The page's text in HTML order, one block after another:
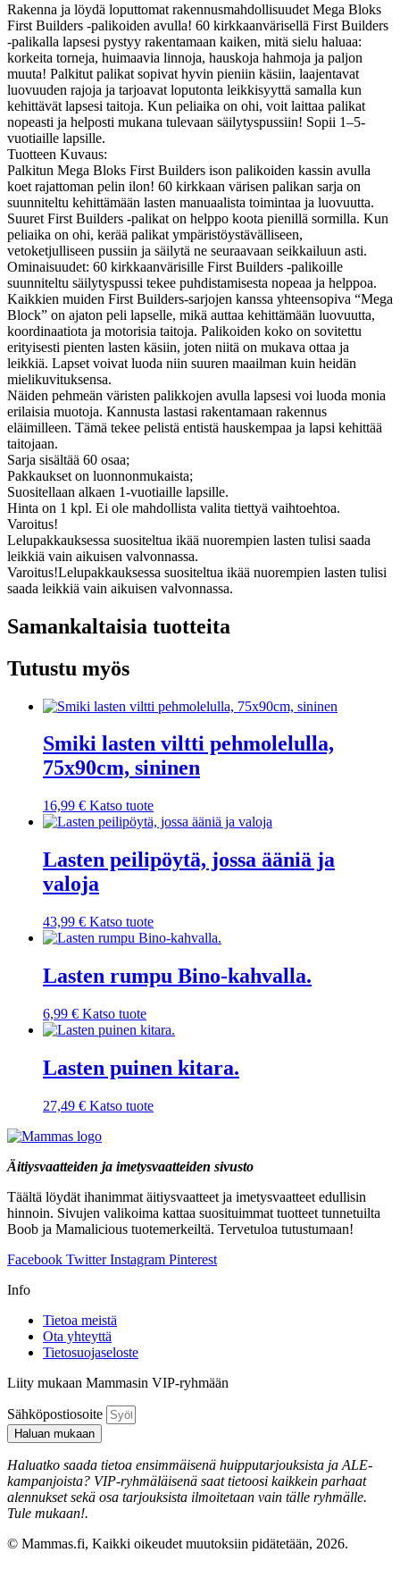
Rakenna ja löydä loputtomat rakennusmahdollisuudet Mega Bloks
First Builders -palikoiden avulla! 60 kirkkaanvärisellä First Builders
-palikalla lapsesi pystyy rakentamaan kaiken, mitä sielu haluaa:
korkeita torneja, huimaavia linnoja, hauskoja hahmoja ja paljon
muuta! Palkitut palikat sopivat hyvin pieniin käsiin, laajentavat
luovuuden rajoja ja tarjoavat loputonta leikkisyyttä samalla kun
kehittävät lapsesi taitoja. Kun peliaika on ohi, voit laittaa palikat
nopeasti ja helposti mukana tulevaan säilytyspussiin! Sopii 1–5-
vuotiaille lapsille.
Tuotteen Kuvaus:
Palkitun Mega Bloks First Builders ison palikoiden kassin avulla
koet rajattoman pelin ilon! 60 kirkkaan värisen palikan sarja on
suunniteltu kehittämään lasten manuaalista toimintaa ja luovuutta.
Suuret First Builders -palikat on helppo koota pienillä sormilla. Kun
peliaika on ohi, kerää palikat ympäristöystävälliseen,
vetoketjulliseen pussiin ja säilytä ne seuraavaan seikkailuun asti.
Ominaisuudet: 60 kirkkaanvärisille First Builders -palikoille
suunniteltu säilytyspussi tekee puhdistamisesta nopeaa ja helppoa.
Kaikkien muiden First Builders-sarjojen kanssa yhteensopiva “Mega
Block” on ajaton peli lapselle, mikä auttaa kehittämään luovuutta,
koordinaatiota ja motorisia taitoja. Palikoiden koko on sovitettu
erityisesti pienten lasten käsiin, joten niitä on mukava ottaa ja
leikkiä. Lapset voivat luoda niin suuren maailman kuin heidän
mielikuvituksensa.
Näiden pehmeän väristen palikkojen avulla lapsesi voi luoda monia
erilaisia muotoja. Kannusta lastasi rakentamaan rakennus
eläimilleen. Tämä tekee pelistä entistä hauskempaa ja lapsi kehittää
taitojaan.
Sarja sisältää 60 osaa;
Pakkaukset on luonnonmukaista;
Suositellaan alkaen 1-vuotiaille lapsille.
Hinta on 1 kpl. Ei ole mahdollista valita tiettyä vaihtoehtoa.
Varoitus!
Lelupakkauksessa suositeltua ikää nuorempien lasten tulisi saada
leikkiä vain aikuisen valvonnassa.
Varoitus!Lelupakkauksessa suositeltua ikää nuorempien lasten tulisi
saada leikkiä vain aikuisen valvonnassa.
Samankaltaisia tuotteita
Tutustu myös
Smiki lasten viltti pehmolelulla,
75x90cm, sininen
16,99 € Katso tuote
Lasten peilipöytä, jossa ääniä ja
valoja
43,99 € Katso tuote
Lasten rumpu Bino-kahvalla.
6,99 € Katso tuote
Lasten puinen kitara.
27,49 € Katso tuote
Äitiysvaatteiden ja imetysvaatteiden sivusto
Täältä löydät ihanimmat äitiysvaatteet ja imetysvaatteet edullisin
hinnoin. Sivujen valikoima kattaa suosituimmat tuotteet tunnetuilta
Boob ja Mamalicious tuotemerkeiltä. Tervetuloa tutustumaan!
Facebook Twitter Instagram Pinterest
Info
Tietoa meistä
Ota yhteyttä
Tietosuojaseloste
Liity mukaan Mammasin VIP-ryhmään
Sähköpostiosoite
Haluan mukaan
Haluatko saada tietoa ensimmäisenä huipputarjouksista ja ALE-
kampanjoista? VIP-ryhmäläisenä saat tietoosi kaikkein parhaat
alennukset sekä osa tarjouksista ilmoitetaan vain tälle ryhmälle.
Tule mukaan!.
© Mammas.fi, Kaikki oikeudet muutoksiin pidätetään, 2026.